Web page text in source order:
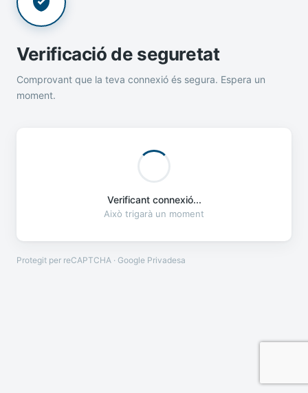
Verificació de seguretat
Comprovant que la teva connexió és segura. Espera un
moment.
Verificant connexió...
Això trigarà un moment
Protegit per reCAPTCHA · Google Privadesa